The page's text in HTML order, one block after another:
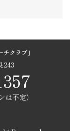
クラブ」
243
不定）